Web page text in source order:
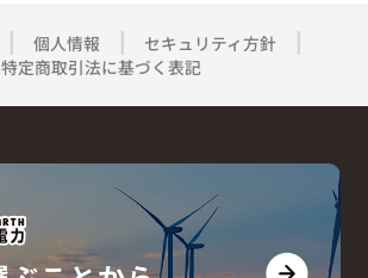
個人情報
セキュリティ方針
特定商取引法に基づく表記